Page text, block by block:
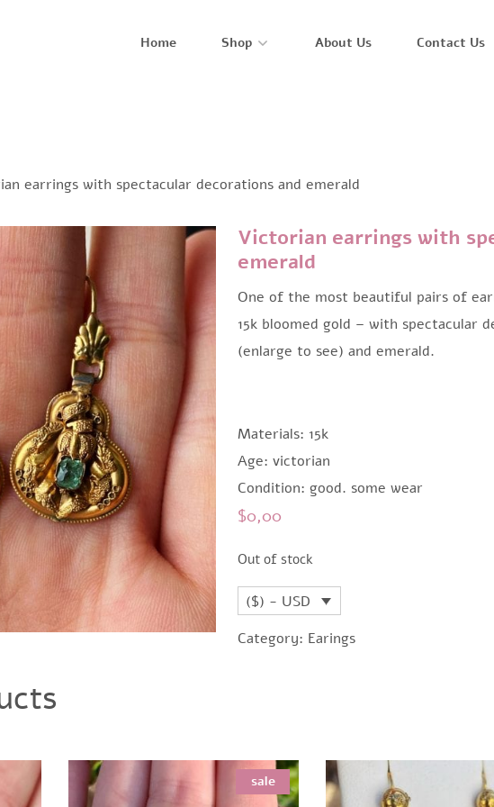
Home Shop About Us Contact Us
earrings with spectacular decorations and emerald
Victorian earrings with
emerald
One of the most beautiful pairs of
15k bloomed gold – with spectacular
(enlarge to see) and emerald.
Materials: 15k
Age: victorian
Condition: good. some wear
$0,00
Out of stock
($) - USD
Category: Earings
sale